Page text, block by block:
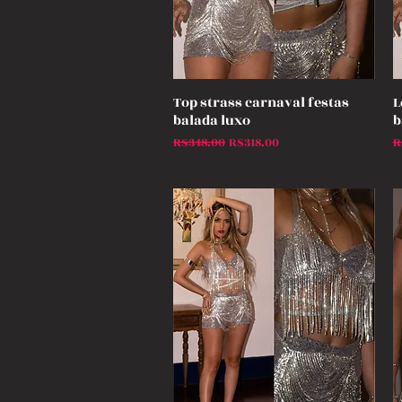
Quick View
Top strass carnaval festas
balada luxo
Regular Price
R$348.00 Sale Price
R$318.00